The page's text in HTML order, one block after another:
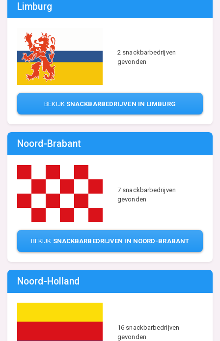
Limburg
2 snackbarbedrijven
gevonden
BEKIJK SNACKBARBEDRIJVEN IN LIMBURG
Noord-Brabant
7 snackbarbedrijven
gevonden
BEKIJK SNACKBARBEDRIJVEN IN NOORD-BRABANT
Noord-Holland
16 snackbarbedrijven
gevonden